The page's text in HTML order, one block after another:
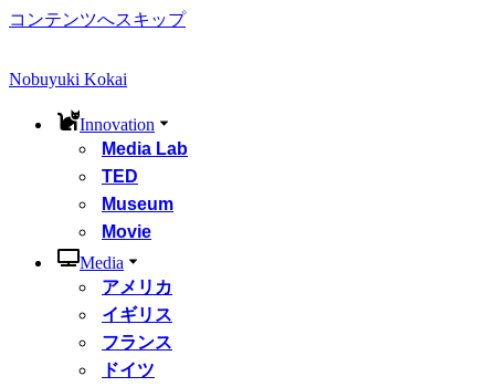
コンテンツへスキップ
Nobuyuki Kokai
Innovation
Media Lab
TED
Museum
Movie
Media
アメリカ
イギリス
フランス
ドイツ